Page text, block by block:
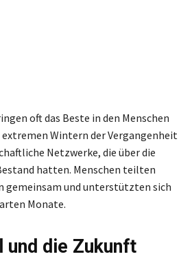
oft das Beste in den Menschen
extremen Wintern der Vergangenheit
Netzwerke, die über die
hatten. Menschen teilten
gemeinsam und unterstützten sich
Monate.
und die Zukunft